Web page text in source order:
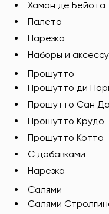
Хамон де Бейота
Палета
Нарезка
Наборы и
Прошутто
Прошутто ди
Прошутто Сан
Прошутто Крудо
Прошутто Котто
С добавками
Нарезка
Салями
Салями